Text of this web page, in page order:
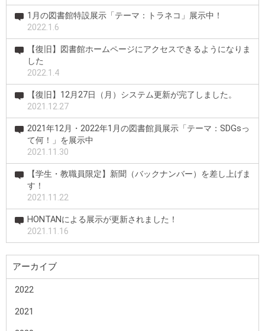
1月の図書館特設展示「テーマ：トラネコ」展示中！
2022.1.6
【復旧】図書館ホームページにアクセスできるようになりま
した
2022.1.4
【復旧】12月27日（月）システム更新が完了しました。
2021.12.27
2021年12月・2022年1月の図書館員展示「テーマ：SDGsっ
て何！」を展示中
2021.11.30
【学生・教職員限定】新聞（バックナンバー）を差し上げま
す！
2021.11.22
HONTANによる展示が更新されました！
2021.11.16
アーカイブ
2022
2021